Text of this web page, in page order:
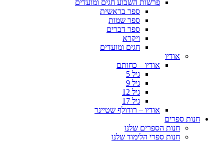
פרשות השבוע חגים ומועדים
ספר בראשית
ספר שמות
ספר דברים
ויקרא
חגים ומועדים
אודיו
אודיו – כחותם
גיל 5
גיל 9
גיל 12
גיל 17
אודיו – רודולף שטיינר
חנות ספרים
חנות הספרים שלנו
חנות ספרי הלימוד שלנו